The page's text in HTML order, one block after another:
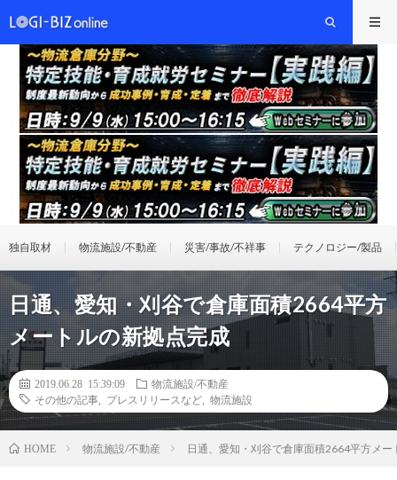
独自取材 物流施設/不動産 災害/事故/不祥事 テクノロジー/製品
日通、愛知・刈谷で倉庫面積2664平方
メートルの新拠点完成
2019.06.28 15:39:09
物流施設/不動産
その他の記事
プレスリリースなど 物流施設
HOME 物流施設/不動産 日通、愛知・刈谷で倉庫面積2664平方メー